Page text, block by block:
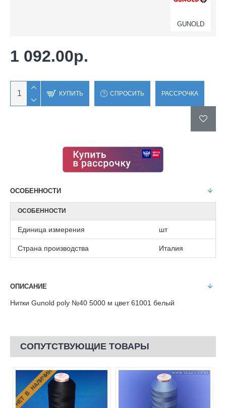
GUNOLD
1 092.00р.
КУПИТЬ СПРОСИТЬ РАССРОЧКА
ОСОБЕННОСТИ
ОСОБЕННОСТИ
Единица измерения шт
Страна производства Италия
ОПИСАНИЕ
Нитки Gunold poly №40 5000 м цвет 61001 белый
СОПУТСТВУЮЩИЕ ТОВАРЫ
НЕТ В НАЛИЧИИ